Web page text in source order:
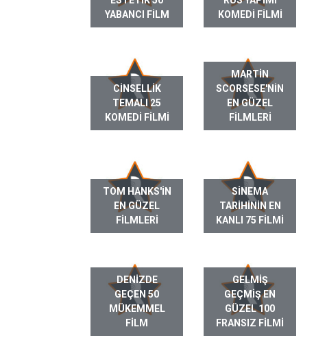
YABANCI FILM
KOMEDI FILMI
CINSELLIK
TEMALI 25
KOMEDI FILMI
MARTIN
SCORSESE'NIN
EN GÜZEL
FILMLERI
TOM HANKS'IN
EN GÜZEL
FILMLERI
SINEMA
TARIHININ EN
KANLI 75 FILMI
DENIZDE
GEÇEN 50
MÜKEMMEL
FILM
GELMIŞ
GEÇMIŞ EN
GÜZEL 100
FRANSIZ FILMI